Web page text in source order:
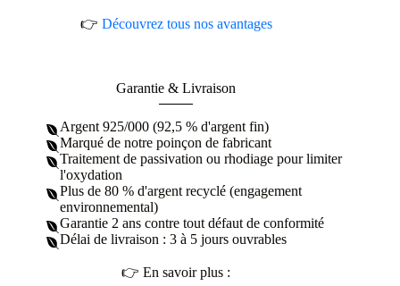
👉 Découvrez tous nos avantages
Garantie & Livraison
Argent 925/000 (92,5 % d'argent fin)
Marqué de notre poinçon de fabricant
Traitement de passivation ou rhodiage pour limiter
l'oxydation
Plus de 80 % d'argent recyclé (engagement
environnemental)
Garantie 2 ans contre tout défaut de conformité
Délai de livraison : 3 à 5 jours ouvrables
👉 En savoir plus :